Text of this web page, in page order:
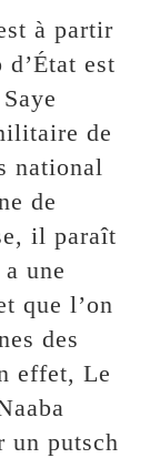
à partir
est
de
national
de
il paraît
une
que l’on
des
effet, Le
un putsch